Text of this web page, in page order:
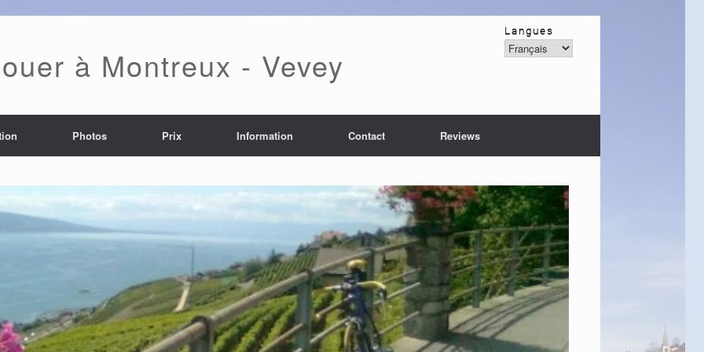
à Montreux - Vevey
Langues
Langues
Photos Prix Information Contact Reviews